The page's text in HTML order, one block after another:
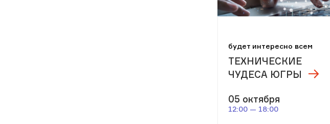
будет интересно всем
ТЕХНИЧЕСКИЕ
ЧУДЕСА ЮГРЫ
05 октября
12:00 — 18:00